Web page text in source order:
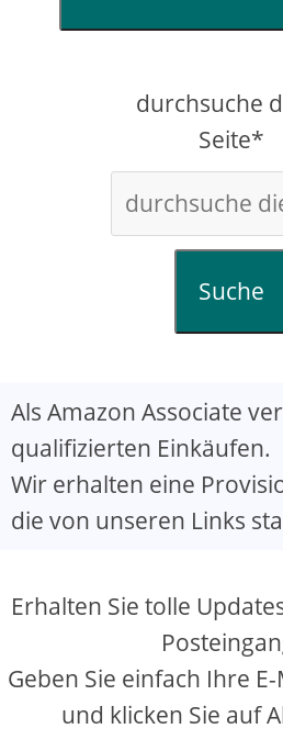
durchsuche
Seite*
Suche
Als Amazon Associate
qualifizierten Einkäufen.
Wir erhalten eine
die von unseren Links
Erhalten Sie tolle
Geben Sie einfach Ihre
und klicken Sie auf